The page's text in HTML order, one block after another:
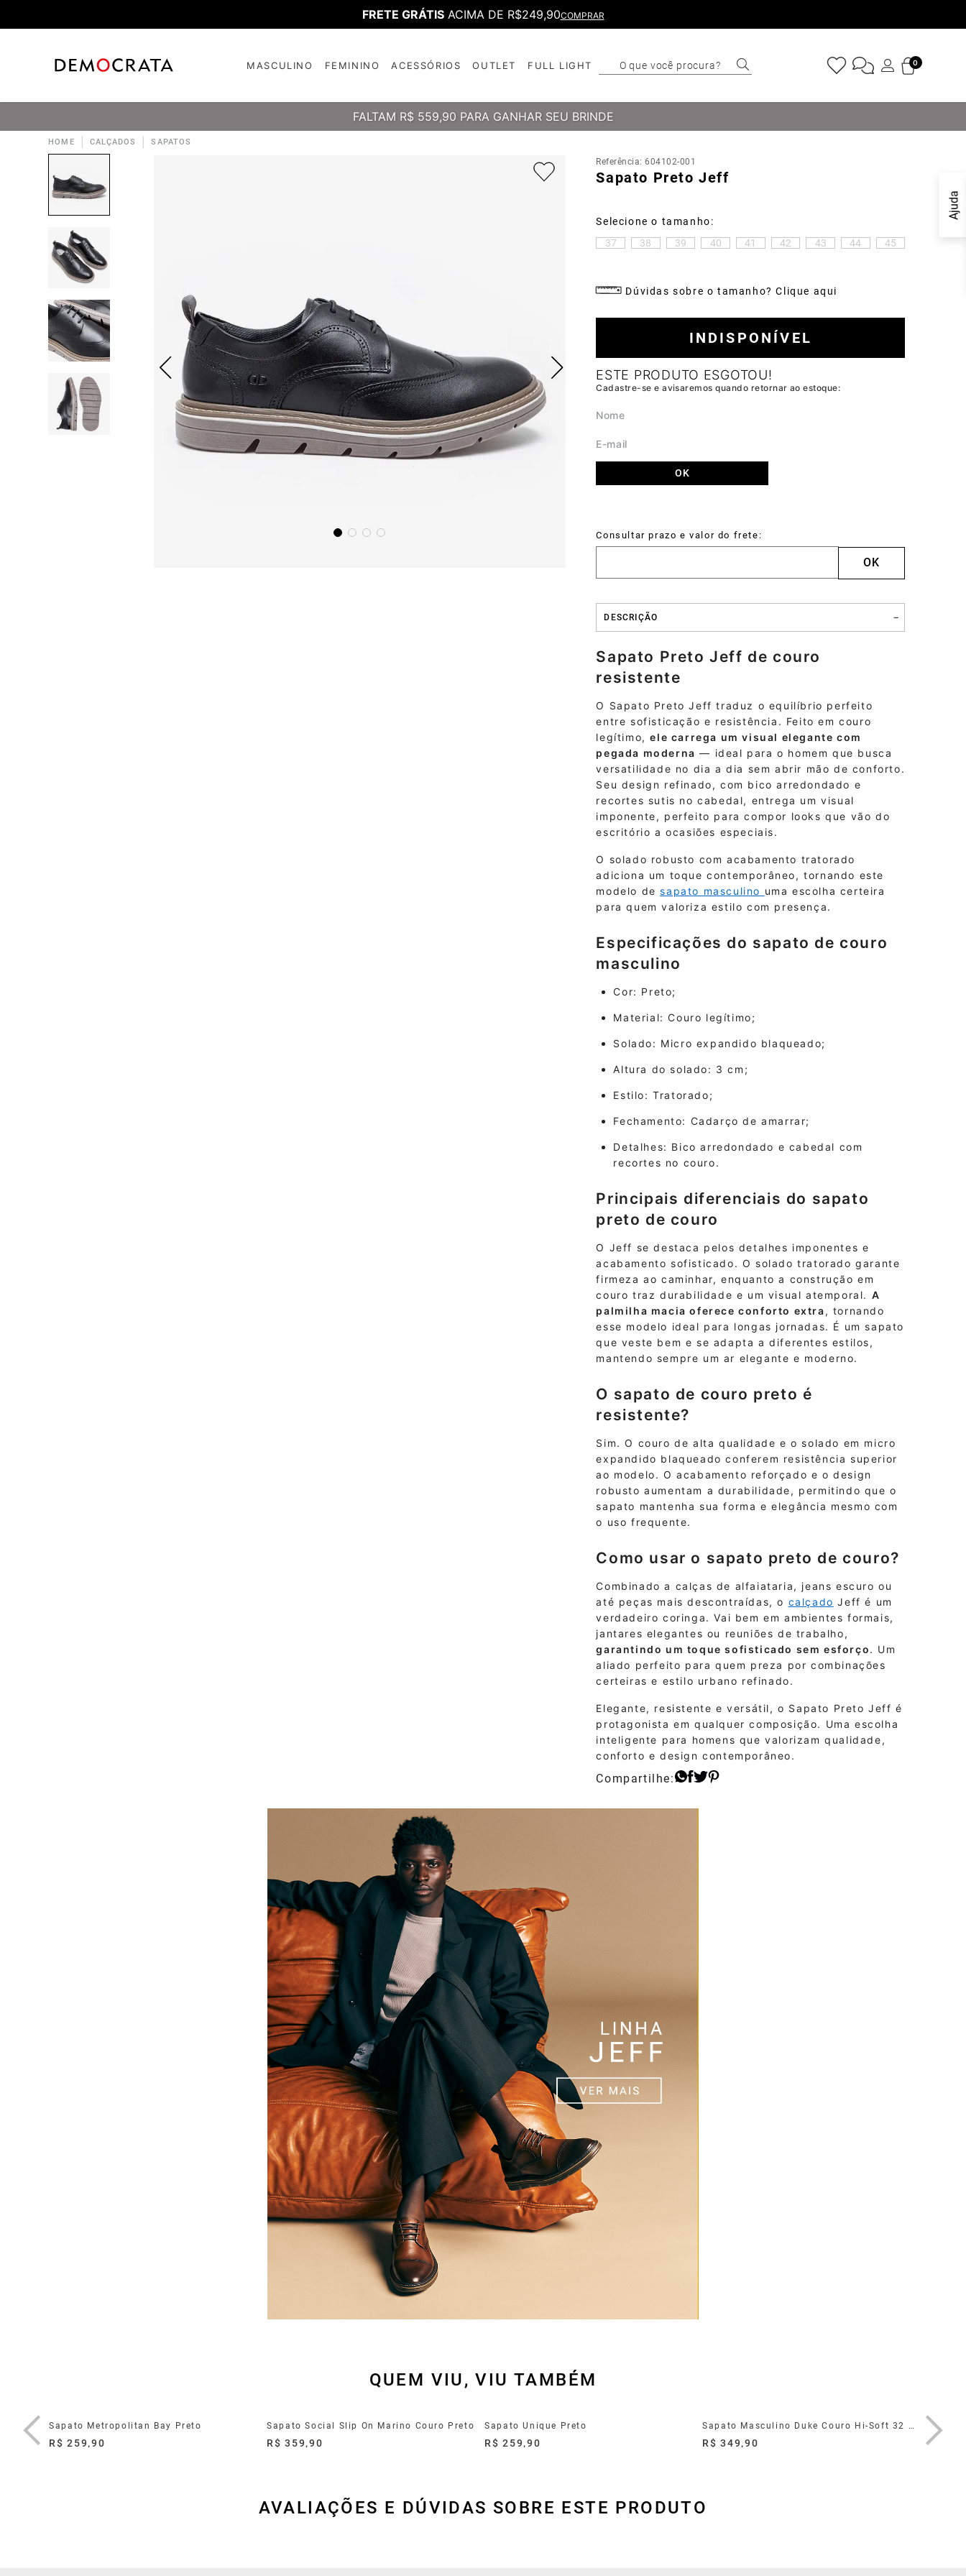
FRETE GRÁTISACIMA DE R$249,90COMPRAR
MASCULINO FEMININO ACESSÓRIOS OUTLET FULL LIGHT O que você procura?
TERMOS MAIS
Cinto
Mocassim
Bota
Sapato
Carteira
Tulum
Mocassins
0
FALTAM R$ 559,90 PARA GANHAR SEU BRINDE
Ajuda
HOME CALÇADOS SAPATOS
Referência:604102-001
Sapato Preto Jeff
37 38 39 40 41 42 43 44 45
Dúvidas sobre o tamanho? Clique aqui
INDISPONÍVEL
DESCRIÇÃO
Sapato Preto Jeff de couro
resistente
O Sapato Preto Jeff traduz o equilíbrio perfeito
entre sofisticação e resistência. Feito em couro
legítimo,ele carrega um visual elegante com
pegada moderna — ideal para o homem que busca
versatilidade no dia a dia sem abrir mão de conforto.
Seu design refinado, com bico arredondado e
recortes sutis no cabedal, entrega um visual
imponente, perfeito para compor looks que vão do
escritório a ocasiões especiais.
O solado robusto com acabamento tratorado
adiciona um toque contemporâneo, tornando este
modelo desapato masculino uma escolha certeira
para quem valoriza estilo com presença.
Especificações do sapato de couro
masculino
Cor: Preto;
Material: Couro legítimo;
Solado: Micro expandido blaqueado;
Altura do solado: 3 cm;
Estilo: Tratorado;
Fechamento: Cadarço de amarrar;
Detalhes: Bico arredondado e cabedal com
recortes no couro.
Principais diferenciais do sapato
preto de couro
O Jeff se destaca pelos detalhes imponentes e
acabamento sofisticado. O solado tratorado garante
firmeza ao caminhar, enquanto a construção em
couro traz durabilidade e um visual atemporal. A
palmilha macia oferece conforto extra, tornando
esse modelo ideal para longas jornadas. É um sapato
que veste bem e se adapta a diferentes estilos,
mantendo sempre um ar elegante e moderno.
O sapato de couro preto é
resistente?
Sim. O couro de alta qualidade e o solado em micro
expandido blaqueado conferem resistência superior
ao modelo. O acabamento reforçado e o design
robusto aumentam a durabilidade, permitindo que o
sapato mantenha sua forma e elegância mesmo com
o uso frequente.
Como usar o sapato preto de couro?
Combinado a calças de alfaiataria, jeans escuro ou
até peças mais descontraídas, o calçado Jeff é um
verdadeiro coringa. Vai bem em ambientes formais,
jantares elegantes ou reuniões de trabalho,
garantindo um toque sofisticado sem esforço. Um
aliado perfeito para quem preza por combinações
certeiras e estilo urbano refinado.
Elegante, resistente e versátil, o Sapato Preto Jeff é
protagonista em qualquer composição. Uma escolha
inteligente para homens que valorizam qualidade,
conforto e design contemporâneo.
QUEM VIU, VIU TAMBÉM
Sapato Metropolitan Bay Preto
R$ 259,90
Sapato Social Slip On Marino Couro Preto
R$ 359,90
Sapato Unique Preto
R$ 259,90
Sapato Masculino Duke Couro Hi-Soft 32 Preto
R$ 349,90
Sapato
R$
AVALIAÇÕES E DÚVIDAS SOBRE ESTE PRODUTO